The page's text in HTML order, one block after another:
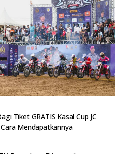
Tiket GRATIS Kasal Cup JC
Mendapatkannya